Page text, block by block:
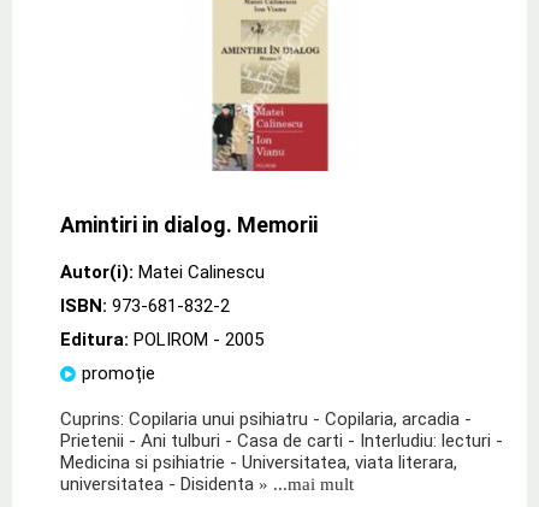
Amintiri in dialog. Memorii
Autor(i): Matei Calinescu
ISBN: 973-681-832-2
Editura: POLIROM - 2005
promoție
Cuprins: Copilaria unui psihiatru - Copilaria, arcadia -
Prietenii - Ani tulburi - Casa de carti - Interludiu: lecturi -
Medicina si psihiatrie - Universitatea, viata literara,
universitatea - Disidenta » ...mai mult